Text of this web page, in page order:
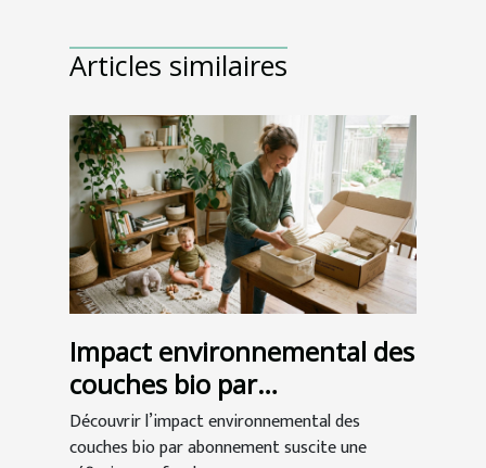
Articles similaires
Impact environnemental des
couches bio par
abonnement
Découvrir l’impact environnemental des
couches bio par abonnement suscite une